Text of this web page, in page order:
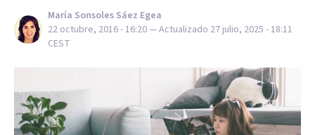
María Sonsoles Sáez Egea
22 octubre, 2016 - 16:20— Actualizado 27 julio, 2025 - 18:11
CEST